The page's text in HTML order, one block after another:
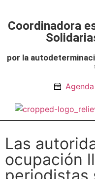
Coordinadora
por la
Las
ocupación
periodistas